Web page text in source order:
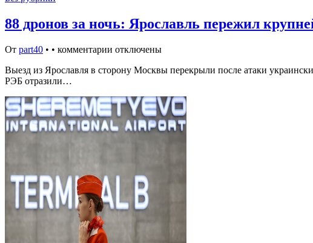
88 дронов за ночь: Ярославль пережил
От part40 • • комментарии отключены
Выезд из Ярославля в сторону Москвы перекрыли после атаки
РЭБ отразили…